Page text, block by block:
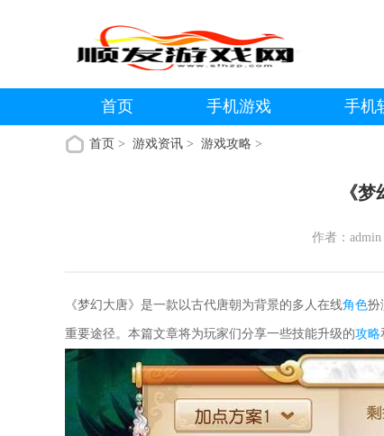
首页 手机游戏 手机
首页 > 游戏资讯 > 游戏攻略 >
《
作者：admin
《梦幻大唐》是一款以古代唐朝为背景的多人在线角色扮
重要途径。本篇文章将为玩家们分享一些技能升级的攻略